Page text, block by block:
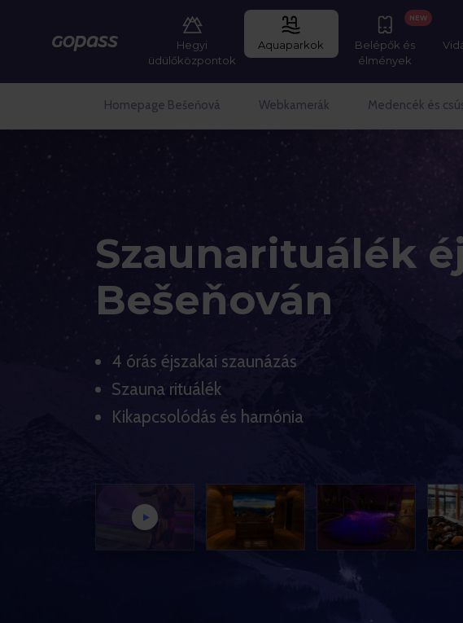
Gopass
Hegyi
üdülőközpontok
Aquaparkok
Belépők és
élmények
NEW
Homepage Bešeňová Webkamerák Medencék és
Szaunarituálék
Bešeňován
4 órás éjszakai szaunázás
Szauna rituálék
Kikapcsolódás és harnónia